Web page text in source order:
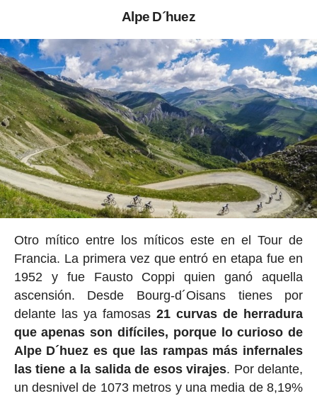
Alpe D´huez
Otro mítico entre los míticos este en el Tour de
Francia. La primera vez que entró en etapa fue en
1952 y fue Fausto Coppi quien ganó aquella
ascensión. Desde Bourg-d´Oisans tienes por
delante las ya famosas21 curvas de herradura
que apenas son difíciles, porque lo curioso de
Alpe D´huez es que las rampas más infernales
las tiene a la salida de esos virajes. Por delante,
un desnivel de 1073 metros y una media de 8,19%